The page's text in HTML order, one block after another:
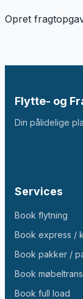
Opret
Flytte- og
Din pålidelige
Services
Book flytning
Book express /
Book pakker /
Book
Book full load